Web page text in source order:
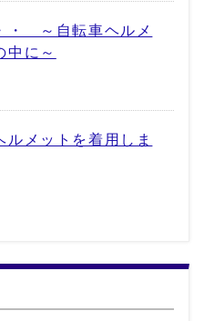
・ ～自転車ヘルメ
中に～
ルメットを着用しま